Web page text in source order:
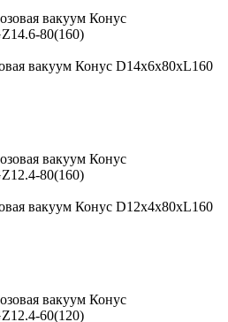
вакуум Конус D14х6x80xL160
вакуум Конус D12х4x80xL160